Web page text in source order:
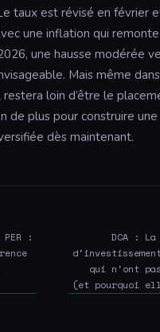
taux est révisé en février
une inflation qui remonte
une hausse modérée
Mais même
loin d’être le
de plus pour construire
dès maintenant.
:
DCA :
qui n'ont
(et pourquoi